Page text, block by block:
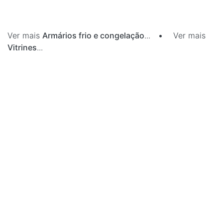
Ver mais Armários frio e congelação... • Ver mais
Vitrines...